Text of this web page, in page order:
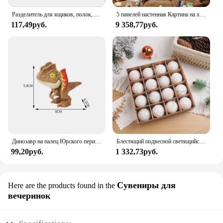
117,49руб.
5 панелей настенная Картина на холсте Мусульманский Коран ислам настенное искусство HD плакаты домашний декор картины для гостиной декоративные картины
9 358,77руб.
99,20руб.
Блестящий подвесной светящийся фотоэлемент 6/8 см, украшение для рождественской елки, подвесной шар
1 332,73руб.
Here are the products found in the Сувениры для
вечеринок